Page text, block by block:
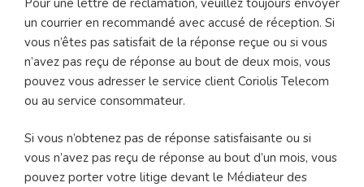
un courrier en recommandé avec accusé de réception. Si
vous n’êtes pas satisfait de la réponse reçue ou si vous
n’avez pas reçu de réponse au bout de deux mois, vous
pouvez vous adresser le service client Coriolis Telecom
ou au service consommateur.
Si vous n’obtenez pas de réponse satisfaisante ou si
vous n’avez pas reçu de réponse au bout d’un mois, vous
pouvez porter votre litige devant le Médiateur des